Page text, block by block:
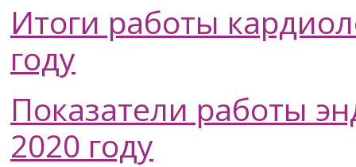
Итоги работы
году
Показатели работы
2020 году